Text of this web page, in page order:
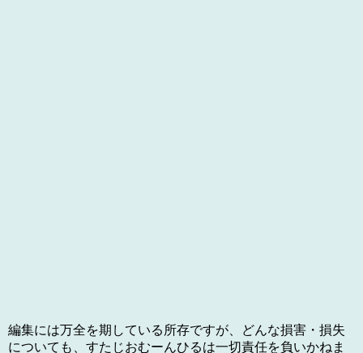
編集には万全を期している所存ですが、どんな損害・損失
についても、すたじおむーんひるは一切責任を負いかねま